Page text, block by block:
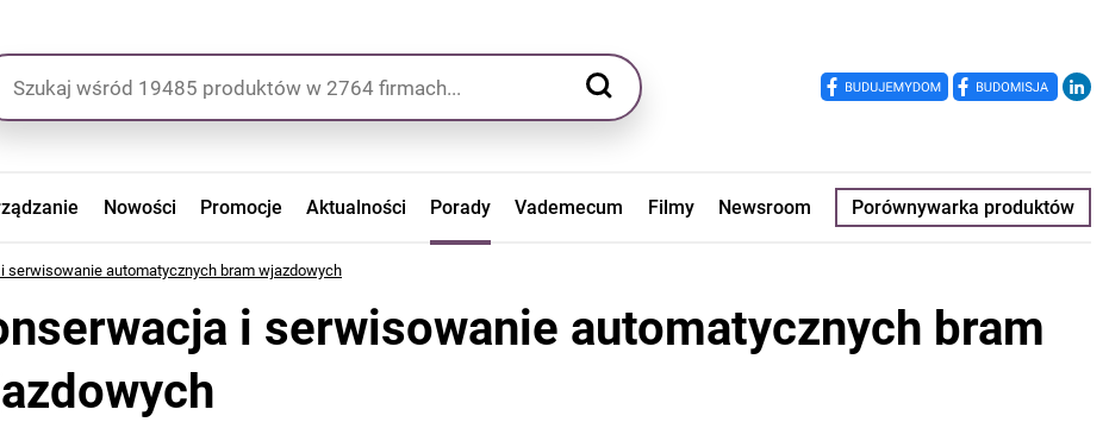
Nowości Promocje Aktualności Porady Vademecum Filmy Newsroom Porównywarka produktów
serwisowanie automatycznych bram wjazdowych
i serwisowanie automatycznych bram